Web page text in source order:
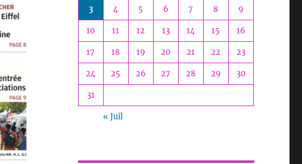
3 4 5 6 7 8 9
10 11 12 13 14 15 16
17 18 19 20 21 22 23
24 25 26 27 28 29 30
31
« Juil